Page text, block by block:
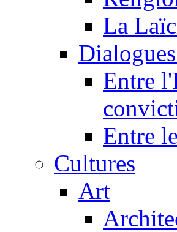
La
Entre
Entre
Cultures
Art